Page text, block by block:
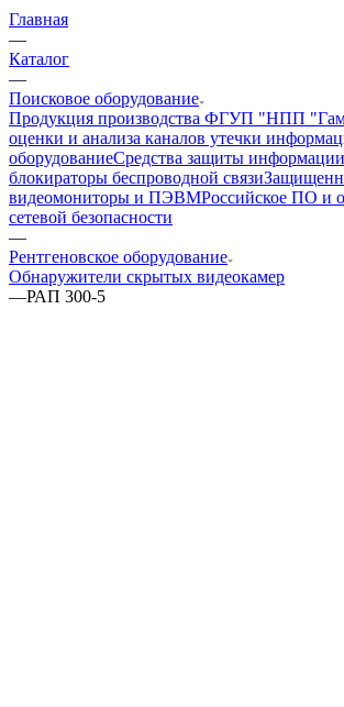
Главная
—
Каталог
—
Поисковое оборудование
Продукция производства ФГУП "НПП
оценки и анализа каналов утечки
оборудованиеСредства защиты информации
блокираторы беспроводной связи
видеомониторы и ПЭВМРоссийское ПО и
сетевой безопасности
—
Рентгеновское оборудование
Обнаружители скрытых видеокамер
—РАП 300-5